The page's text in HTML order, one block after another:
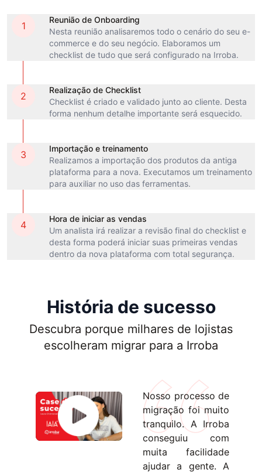
1
Reunião de Onboarding
Nesta reunião analisaremos todo o cenário do seu e-
commerce e do seu negócio. Elaboramos um
checklist de tudo que será configurado na Irroba.
2
Realização de Checklist
Checklist é criado e validado junto ao cliente. Desta
forma nenhum detalhe importante será esquecido.
3
Importação e treinamento
Realizamos a importação dos produtos da antiga
plataforma para a nova. Executamos um treinamento
para auxiliar no uso das ferramentas.
4
Hora de iniciar as vendas
Um analista irá realizar a revisão final do checklist e
desta forma poderá iniciar suas primeiras vendas
dentro da nova plataforma com total segurança.
História de sucesso
Descubra porque milhares de lojistas
escolheram migrar para a Irroba
Nosso processo de
migração foi muito
tranquilo. A Irroba
conseguiu com
muita facilidade
ajudar a gente. A